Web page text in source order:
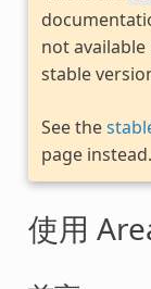
not
stable
See the
page instead.
使用